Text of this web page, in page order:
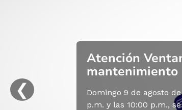
Atención
mantenimiento
Domingo 9 de agosto
p.m. y las 10:00 p.m.,
❮